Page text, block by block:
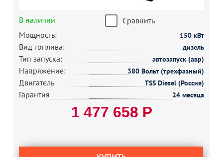
В наличии
Сравнить
Мощность:
150 кВт
Вид топлива: дизель
Тип запуска: автозапуск (авр)
Напряжение: 380 Вольт (трехфазный)
Двигатель TSS Diesel (Россия)
Гарантия 24 месяца
1 477 658 Р